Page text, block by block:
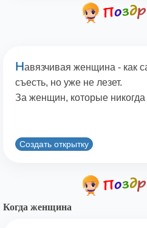
Навязчивая женщина - как
съесть, но уже не лезет.
За женщин, которые
Создать открытку
Когда женщина